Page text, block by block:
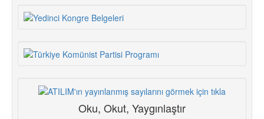
Oku, Okut, Yaygınlaştır